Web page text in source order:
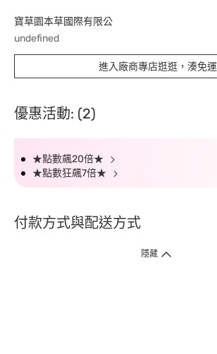
寶草園本草國際有限公
undefined
進入廠商專店逛逛，湊免運
優惠活動: (2)
★點數飆20倍★
★點數狂飆7倍★
付款方式與配送方式
隱藏